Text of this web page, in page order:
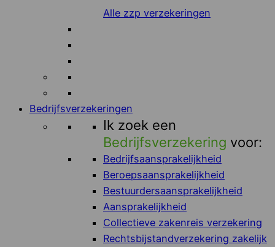
Alle zzp verzekeringen
Bedrijfsverzekeringen
Ik zoek een
Bedrijfsverzekering voor:
Bedrijfsaansprakelijkheid
Beroepsaansprakelijkheid
Bestuurdersaansprakelijkheid
Aansprakelijkheid
Collectieve zakenreis verzekering
Rechtsbijstandverzekering zakelijk